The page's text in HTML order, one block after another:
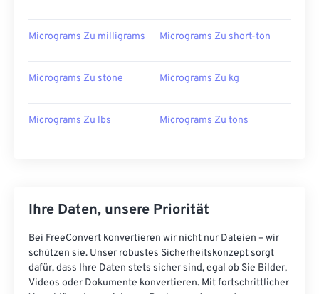
Micrograms Zu milligrams Micrograms Zu short-ton
Micrograms Zu stone Micrograms Zu kg
Micrograms Zu lbs Micrograms Zu tons
Ihre Daten, unsere Priorität
Bei FreeConvert konvertieren wir nicht nur Dateien – wir
schützen sie. Unser robustes Sicherheitskonzept sorgt
dafür, dass Ihre Daten stets sicher sind, egal ob Sie Bilder,
Videos oder Dokumente konvertieren. Mit fortschrittlicher